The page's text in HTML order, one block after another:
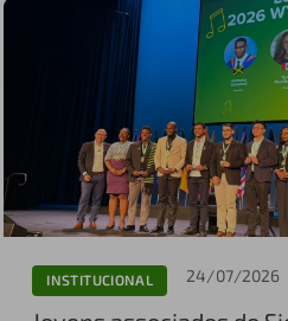
INSTITUCIONAL 24/07/2026